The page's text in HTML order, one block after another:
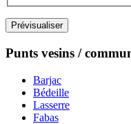
Punts vesins /
Barjac
Bédeille
Lasserre
Fabas